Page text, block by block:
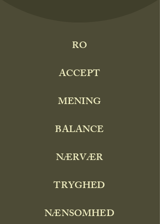
Kandidat i Pædagogisk antropologi,
ledelsesværktøjer. Jeg trækker på
bl.a. leder, konsulent og vejleder.
Jeg værdsætter at møde mennesker
Oversigt over aktuelle
RO
ACCEPT
MENING
BALANCE
NÆRVÆR
TRYGHED
NÆNSOMHED